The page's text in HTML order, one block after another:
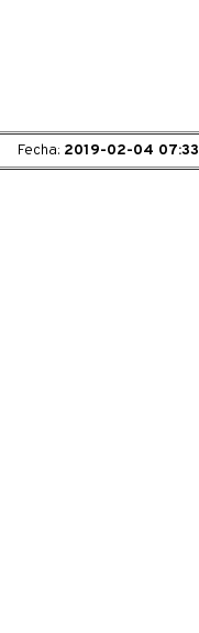
Fecha: 2019-02-04 07:33